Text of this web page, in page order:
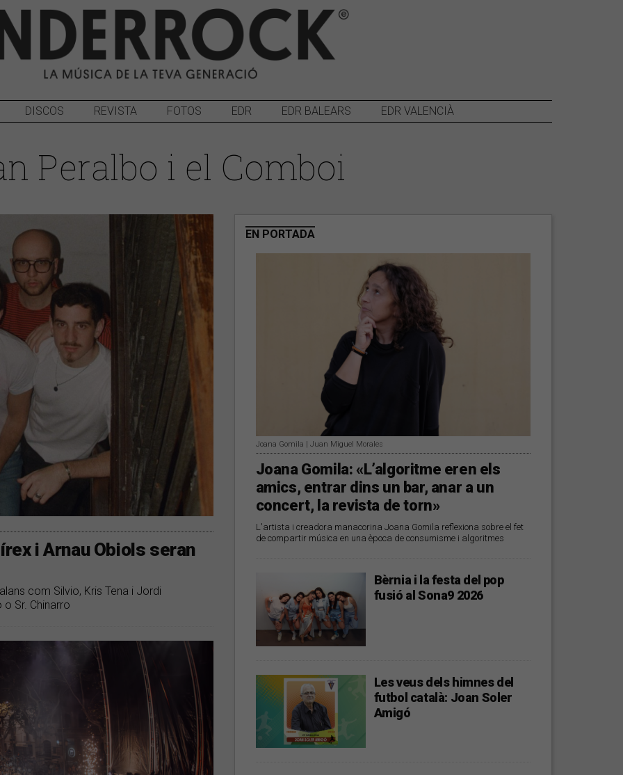
DISCOS REVISTA FOTOS EDR EDR BALEARS EDR VALENCIÀ
Peralbo i el Comboi
i Arnau Obiols seran
com Silvio, Kris Tena i Jordi
Sr. Chinarro
EN PORTADA
Joana Gomila | Juan Miguel Morales
Joana Gomila: «L’algoritme eren els
amics, entrar dins un bar, anar a un
concert, la revista de torn»
L'artista i creadora manacorina Joana Gomila reflexiona sobre el fet
de compartir música en una època de consumisme i algoritmes
Bèrnia i la festa del pop
fusió al Sona9 2026
Les veus dels himnes del
futbol català: Joan Soler
Amigó